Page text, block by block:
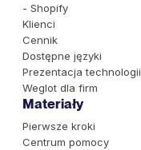
- Shopify
Klienci
Cennik
Dostępne języki
Prezentacja technologii
Weglot dla firm
Materiały
Pierwsze kroki
Centrum pomocy